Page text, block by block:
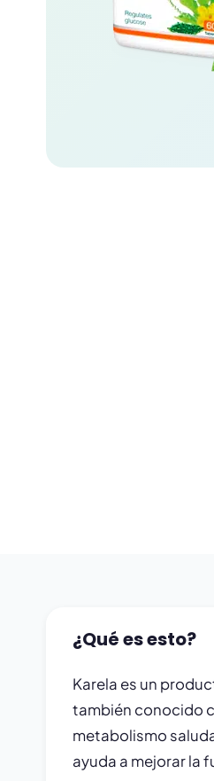
¿Qué es esto?
Karela es un
también conocido
metabolismo
ayuda a mejorar la